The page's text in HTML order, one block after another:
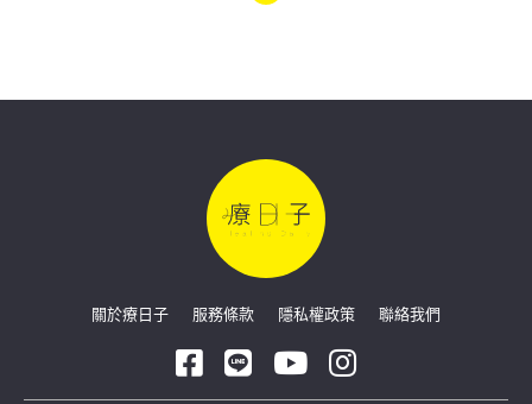
關於療日子 服務條款 隱私權政策 聯絡我們